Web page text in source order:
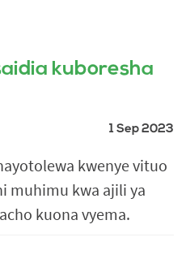
kuboresha
1 Sep 2023
kwenye vituo
muhimu kwa ajili ya
kuona vyema.